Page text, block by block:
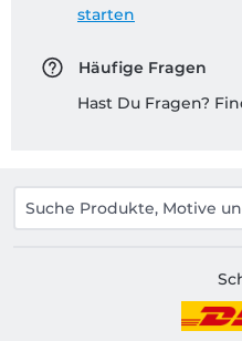
starten
Häufige Fragen
Hast Du Fragen?